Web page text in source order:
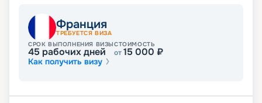
Франция
ТРЕБУЕТСЯ ВИЗА
СРОК ВЫПОЛНЕНИЯ ВИЗЫ
45 рабочих дней
СТОИМОСТЬ
от15 000 ₽
Как получить визу